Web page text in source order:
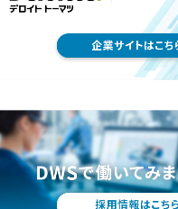
サーバーレス
プライベート
メンバー紹介